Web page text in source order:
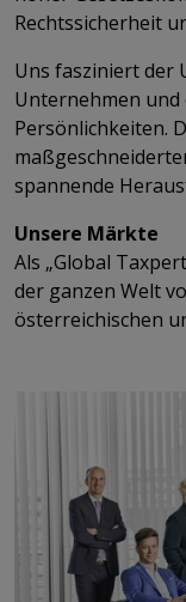
Rechtssicherheit
Uns fasziniert der
Unternehmen und
Persönlichkeiten.
spannende
Unsere Märkte
​​​​​​​Als „Global
der ganzen Welt
österreichischen